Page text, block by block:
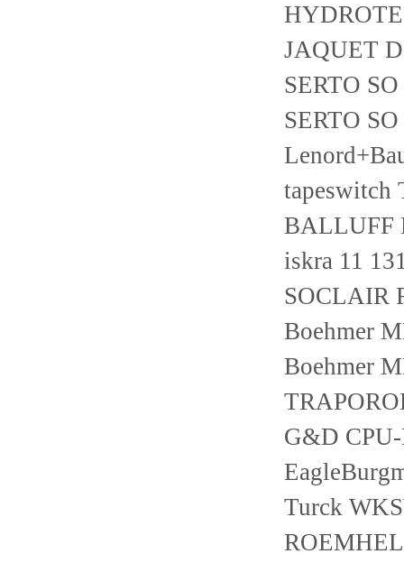
JAQUET
SERTO
SERTO
tapeswitch
BALLUFF
iskra 11
SOCLAIR
Boehmer
Boehmer
G&D
Turck